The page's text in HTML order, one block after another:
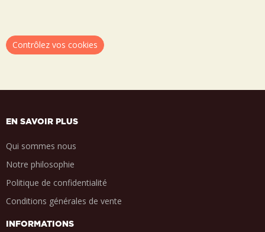
Contrôlez vos cookies
EN SAVOIR PLUS
Qui sommes nous
Notre philosophie
Politique de confidentialité
Conditions générales de vente
INFORMATIONS